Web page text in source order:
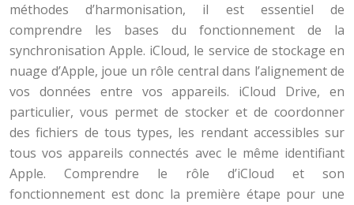
méthodes d’harmonisation, il est essentiel de
comprendre les bases du fonctionnement de la
synchronisation Apple. iCloud, le service de stockage en
nuage d’Apple, joue un rôle central dans l’alignement de
vos données entre vos appareils. iCloud Drive, en
particulier, vous permet de stocker et de coordonner
des fichiers de tous types, les rendant accessibles sur
tous vos appareils connectés avec le même identifiant
Apple. Comprendre le rôle d’iCloud et son
fonctionnement est donc la première étape pour une